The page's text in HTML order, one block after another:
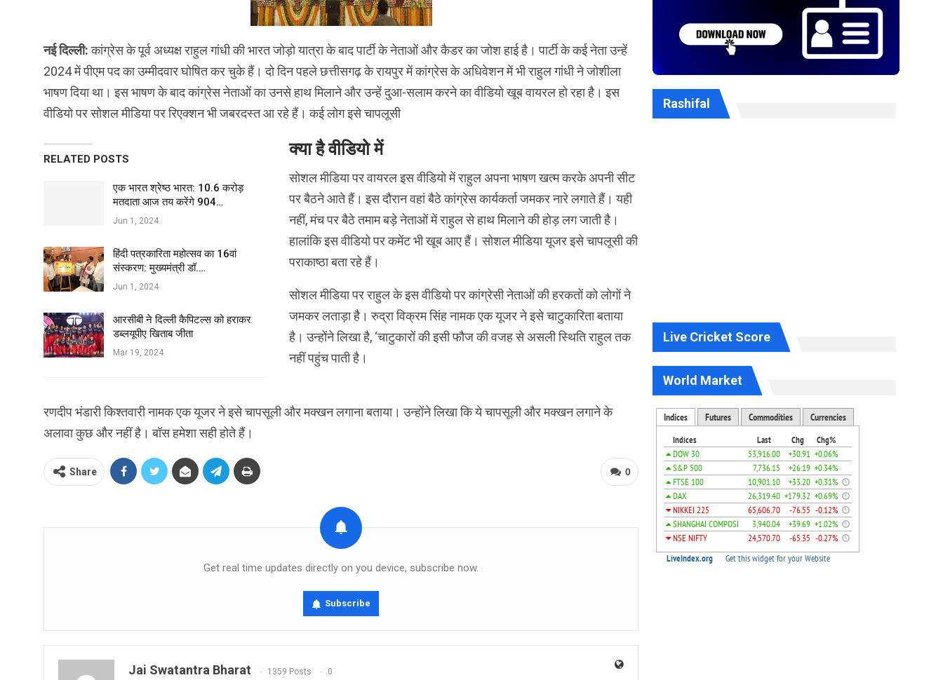
नई दिल्ली:कांग्रेस के पूर्व अध्यक्ष राहुल गांधी की भारत जोड़ो यात्रा के बाद पार्टी के नेताओं और कैडर का जोश हाई है। पार्टी के कई नेता उन्हें
2024 में पीएम पद का उम्मीदवार घोषित कर चुके हैं। दो दिन पहले छत्तीसगढ़ के रायपुर में कांग्रेस के अधिवेशन में भी राहुल गांधी ने जोशीला
भाषण दिया था। इस भाषण के बाद कांग्रेस नेताओं का उनसे हाथ मिलाने और उन्हें दुआ-सलाम करने का वीडियो खूब वायरल हो रहा है। इस
वीडियो पर सोशल मीडिया पर रिएक्शन भी जबरदस्त आ रहे हैं। कई लोग इसे चापलूसी
RELATED POSTS
एक भारत श्रेष्ठ भारत: 10.6 करोड़
मतदाता आज तय करेंगे 904…
Jun 1, 2024
हिंदी पत्रकारिता महोत्सव का 16वां
संस्करण: मुख्यमंत्री डॉ.…
Jun 1, 2024
आरसीबी ने दिल्ली कैपिटल्स को हराकर
डब्लयूपीए खिताब जीता
Mar 19, 2024
क्या है वीडियो में
सोशल मीडिया पर वायरल इस वीडियो में राहुल अपना भाषण खत्म करके अपनी सीट
पर बैठने आते हैं। इस दौरान वहां बैठे कांग्रेस कार्यकर्ता जमकर नारे लगाते हैं। यही
नहीं, मंच पर बैठे तमाम बड़े नेताओं में राहुल से हाथ मिलाने की होड़ लग जाती है।
हालांकि इस वीडियो पर कमेंट भी खूब आए हैं। सोशल मीडिया यूजर इसे चापलूसी की
पराकाष्ठा बता रहे हैं।
सोशल मीडिया पर राहुल के इस वीडियो पर कांग्रेसी नेताओं की हरकतों को लोगों ने
जमकर लताड़ा है। रुद्रा विक्रम सिंह नामक एक यूजर ने इसे चाटुकारिता बताया
है। उन्होंने लिखा है, ‘चाटुकारों की इसी फौज की वजह से असली स्थिति राहुल तक
नहीं पहुंच पाती है।
रणदीप भंडारी किश्तवारी नामक एक यूजर ने इसे चापसूली और मक्खन लगाना बताया। उन्होंने लिखा कि ये चापसूली और मक्खन लगाने के
अलावा कुछ और नहीं है। बॉस हमेशा सही होते हैं।
0
Share
Get real time updates directly on you device, subscribe now.
Subscribe
Jai Swatantra Bharat 1359 Posts 0
Rashifal
Live Cricket Score
World Market